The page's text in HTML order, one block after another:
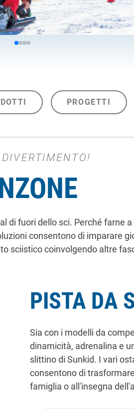
PROGETTI
fuori dello sci. Perché farne
consentono di imparare
sciistico coinvolgendo altre
PISTA DA
Sia con i modelli da
dinamicità, adrenalina e
slittino di Sunkid. I vari
consentono di
famiglia o all'insegna